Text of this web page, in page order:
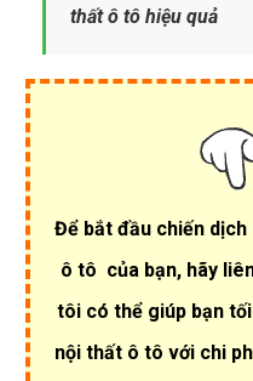
thất ô tô hiệu quả
Để bắt đầu chiến dịch
ô tô của bạn, hãy
tôi có thể giúp bạn
nội thất ô tô với chi